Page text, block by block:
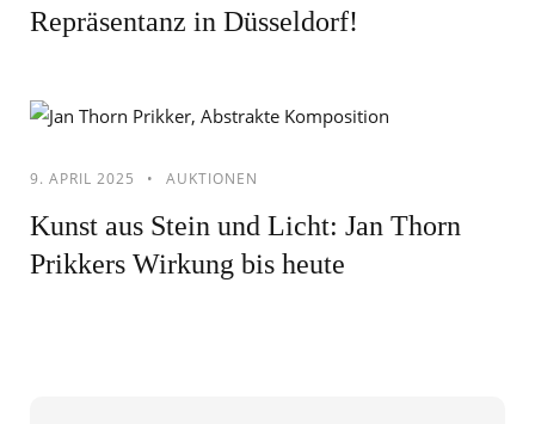
Repräsentanz in Düsseldorf!
9. APRIL 2025 AUKTIONEN
Kunst aus Stein und Licht: Jan Thorn
Prikkers Wirkung bis heute